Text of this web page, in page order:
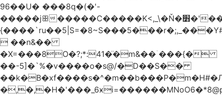
96��U� ���8q�(�'-
�����jꕥ�����C�����K<,_\�Ň�׻�'�����W�S����a>�9;�~��#
 ��n&��
�X=���8O�?;*:41�̈�m&��ۤ���{�
��-5]�`%�v����o�s@/�D��S��
�,�,�H�'���_6ӿi=